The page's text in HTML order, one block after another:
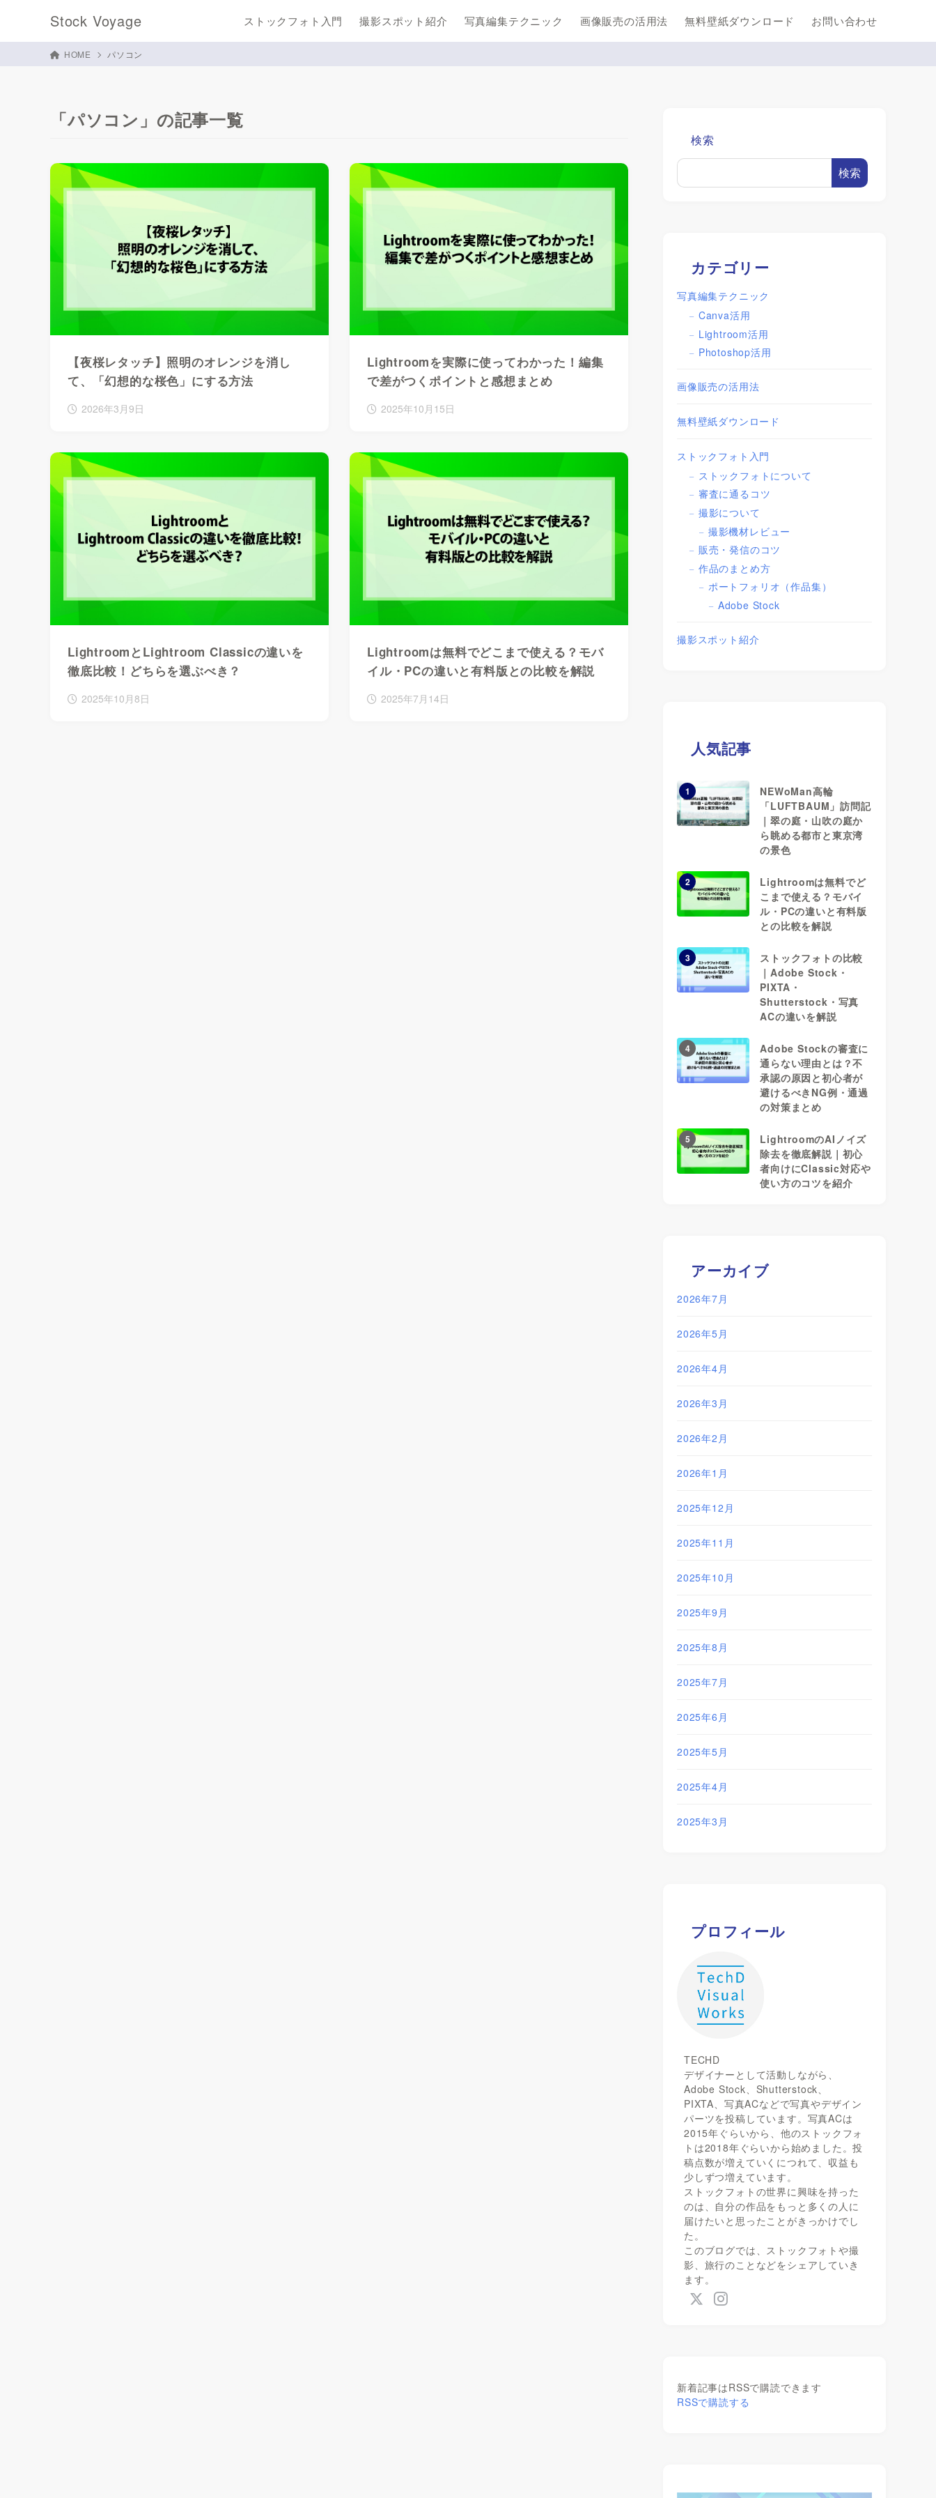
Stock Voyage ストックフォト入門 撮影スポット紹介 写真編集テクニック 画像販売の活用法 無料壁紙ダウンロード お問い合わせ
HOME パソコン
「パソコン」の記事一覧
【夜桜レタッチ】照明のオレンジを消し
て、「幻想的な桜色」にする方法
2026年3月9日
Lightroomを実際に使ってわかった！編集
で差がつくポイントと感想まとめ
2025年10月15日
LightroomとLightroom Classicの違いを
徹底比較！どちらを選ぶべき？
2025年10月8日
Lightroomは無料でどこまで使える？モバ
イル・PCの違いと有料版との比較を解説
2025年7月14日
検索
検索
カテゴリー
写真編集テクニック
Canva活用
Lightroom活用
Photoshop活用
画像販売の活用法
無料壁紙ダウンロード
ストックフォト入門
ストックフォトについて
審査に通るコツ
撮影について
撮影機材レビュー
販売・発信のコツ
作品のまとめ方
ポートフォリオ（作品集）
Adobe Stock
撮影スポット紹介
人気記事
1
NEWoMan高輪
「LUFTBAUM」訪問記
｜翠の庭・山吹の庭か
ら眺める都市と東京湾
の景色
2
Lightroomは無料でど
こまで使える？モバイ
ル・PCの違いと有料版
との比較を解説
3
ストックフォトの比較
｜Adobe Stock・
PIXTA・
Shutterstock・写真
ACの違いを解説
4
Adobe Stockの審査に
通らない理由とは？不
承認の原因と初心者が
避けるべきNG例・通過
の対策まとめ
5
LightroomのAIノイズ
除去を徹底解説｜初心
者向けにClassic対応や
使い方のコツを紹介
アーカイブ
2026年7月
2026年5月
2026年4月
2026年3月
2026年2月
2026年1月
2025年12月
2025年11月
2025年10月
2025年9月
2025年8月
2025年7月
2025年6月
2025年5月
2025年4月
2025年3月
プロフィール
TECHD
デザイナーとして活動しながら、
Adobe Stock、Shutterstock、
PIXTA、写真ACなどで写真やデザイン
パーツを投稿しています。写真ACは
2015年ぐらいから、他のストックフォ
トは2018年ぐらいから始めました。投
稿点数が増えていくにつれて、収益も
少しずつ増えています。
ストックフォトの世界に興味を持った
のは、自分の作品をもっと多くの人に
届けたいと思ったことがきっかけでし
た。
このブログでは、ストックフォトや撮
影、旅行のことなどをシェアしていき
ます。
新着記事はRSSで購読できます
RSSで購読する